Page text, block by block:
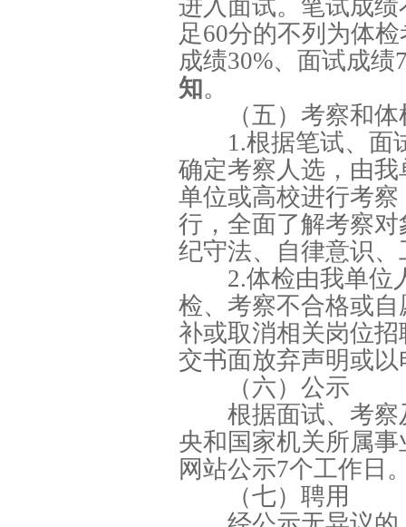
进入面试。笔试成
足60分的不列为体
成绩30%、面试成绩
知。
（五）考察和体
1.根据笔试、面
确定考察人选，由
单位或高校进行考
行，全面了解考察
纪守法、自律意识
2.体检由我单位
检、考察不合格或
补或取消相关岗位
交书面放弃声明或
（六）公示
根据面试、考
央和国家机关所属
网站公示7个工作日
（七）聘用